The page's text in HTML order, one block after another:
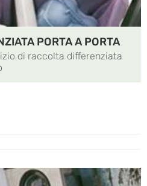
PORTA A PORTA
di raccolta differenziata